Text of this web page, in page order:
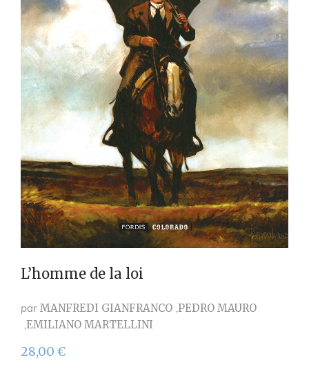
L’homme de la loi
par MANFREDI GIANFRANCO PEDRO MAURO
EMILIANO MARTELLINI
28,00 €